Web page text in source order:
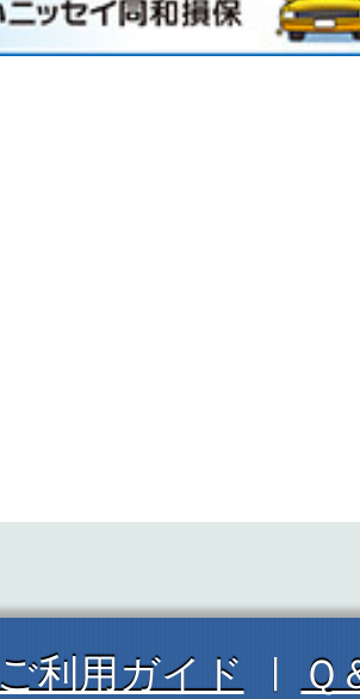
ご利用ガイド Ｑ